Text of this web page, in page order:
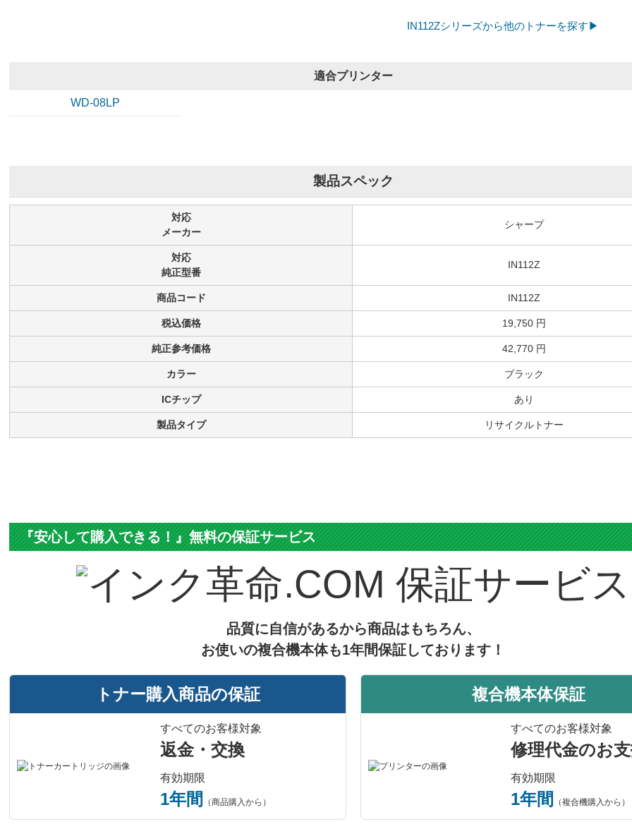
IN112Zシリーズから他のトナーを探す▶
適合プリンター
WD-08LP
製品スペック
対応
メーカー
シャープ
対応
純正型番
IN112Z
商品コード IN112Z
税込価格 19,750 円
純正参考価格 42,770 円
カラー ブラック
ICチップ あり
製品タイプ リサイクルトナー
『安心して購入できる！』無料の保証サービス
保証サービス
品質に自信があるから商品はもちろん、
お使いの複合機本体も1年間保証しております！
トナー購入商品の保証
すべてのお客様対象
返金・交換
有効期限
1年間 （商品購入から）
複合機本体保証
すべてのお客様対象
修理代金のお
有効期限
1年間 （複合機購入から）